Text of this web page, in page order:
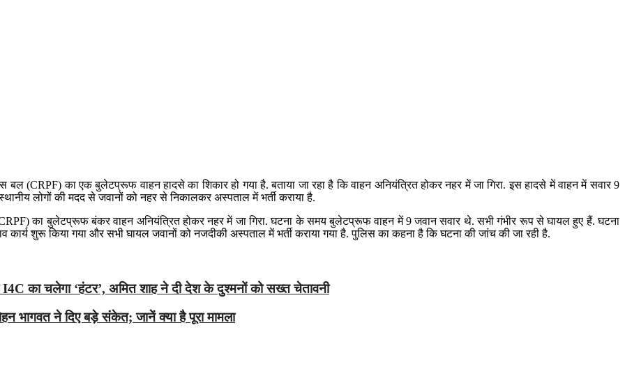
बल (CRPF) का एक बुलेटप्रूफ वाहन हादसे का शिकार हो गया है. बताया जा रहा है कि वाहन अनियंत्रित होकर नहर में जा गिरा. इस हादसे में वाहन में सवार 9
लोगों की मदद से जवानों को नहर से निकालकर अस्पताल में भर्ती कराया है.
(CRPF) का बुलेटप्रूफ बंकर वाहन अनियंत्रित होकर नहर में जा गिरा. घटना के समय बुलेटप्रूफ वाहन में 9 जवान सवार थे. सभी गंभीर रूप से घायल हुए हैं. घटना
कार्य शुरू किया गया और सभी घायल जवानों को नजदीकी अस्पताल में भर्ती कराया गया है. पुलिस का कहना है कि घटना की जांच की जा रही है.
का चलेगा ‘हंटर’, अमित शाह ने दी देश के दुश्मनों को सख्त चेतावनी
भागवत ने दिए बड़े संकेत; जानें क्या है पूरा मामला